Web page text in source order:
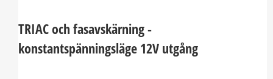
TRIAC och fasavskärning -
konstantspänningsläge 12V utgång